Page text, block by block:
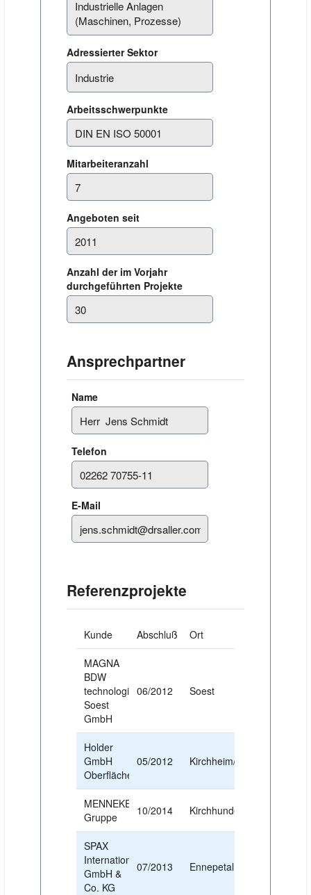
Adressierter Sektor
Arbeitsschwerpunkte
Mitarbeiteranzahl
Angeboten seit
Anzahl der im Vorjahr
durchgeführten Projekte
Ansprechpartner
Name
Telefon
E-Mail
Referenzprojekte
Kunde Abschluß Ort
MAGNA
BDW
technologies
Soest
GmbH
06/2012 Soest
Holder
GmbH
Oberflächentechnik
05/2012 Kirchheim/Teck
MENNEKES-
Gruppe
10/2014 Kirchhundem
SPAX
International
GmbH &
Co. KG
07/2013 Ennepetal